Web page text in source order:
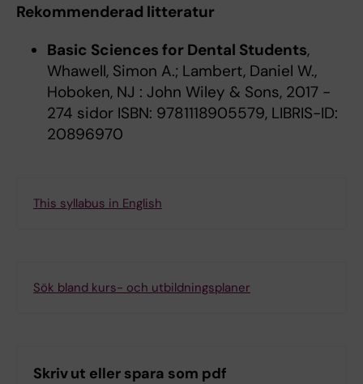
Rekommenderad litteratur
Basic Sciences for Dental Students,
Whawell, Simon A.; Lambert, Daniel W.,
Hoboken, NJ : John Wiley & Sons, 2017 -
274 sidor ISBN: 9781118905579, LIBRIS-ID:
20896970
This syllabus in English
Sök bland kurs- och utbildningsplaner
Skriv ut eller spara som pdf